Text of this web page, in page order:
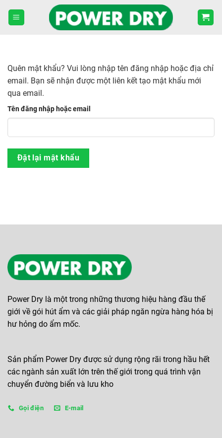
Quên mật khẩu? Vui lòng nhập tên đăng nhập hoặc địa chỉ
email. Bạn sẽ nhận được một liên kết tạo mật khẩu mới
qua email.
Tên đăng nhập hoặc email
Đặt lại mật khẩu
Power Dry là một trong những thương hiệu hàng đầu thế
giới về gói hút ẩm và các giải pháp ngăn ngừa hàng hóa bị
hư hỏng do ẩm mốc.
Sản phẩm Power Dry được sử dụng rộng rãi trong hầu hết
các ngành sản xuất lớn trên thế giới trong quá trình vận
chuyển đường biển và lưu kho
Gọi điện E-mail